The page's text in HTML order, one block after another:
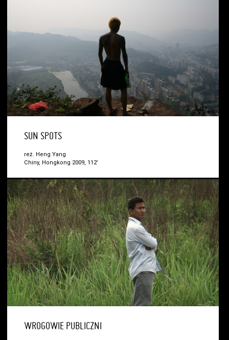
SUN SPOTS
reż. Heng Yang
Chiny, Hongkong 2009, 112’
WROGOWIE PUBLICZNI